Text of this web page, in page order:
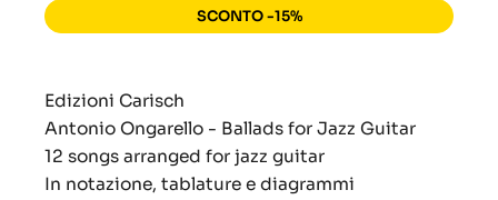
SCONTO -15%
Edizioni Carisch
Antonio Ongarello - Ballads for Jazz Guitar
12 songs arranged for jazz guitar
In notazione, tablature e diagrammi